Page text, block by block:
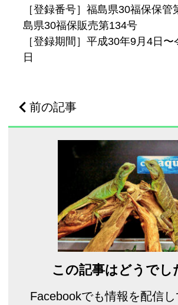
［登録番号］福島県30福保保管
島県30福保販売第134号
［登録期間］平成30年9月4日
日
前の記事
この記事はどうでし
Facebookでも情報を配信し